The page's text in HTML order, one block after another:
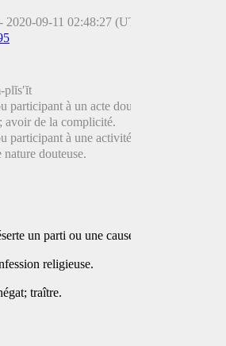
- 2020-09-11 02:48:27 (UTC
plĭs′ĭt
participant à un acte douteux
avoir de la complicité.
participant à une activité,
nature douteuse.
un parti ou une cause
religieuse.
traître.